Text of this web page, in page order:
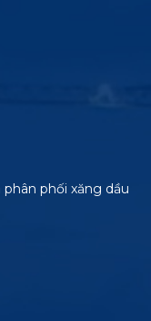
phối xăng dầu